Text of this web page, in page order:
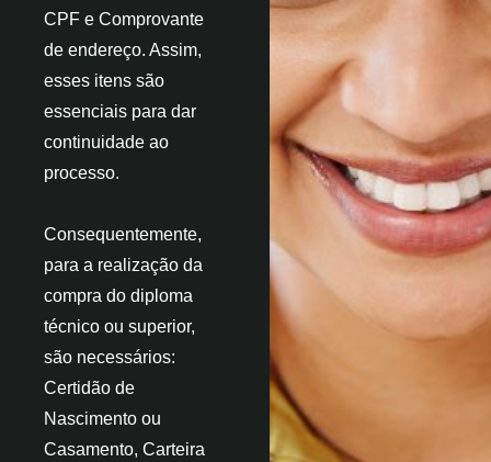
CPF e Comprovante
de endereço. Assim,
esses itens são
essenciais para dar
continuidade ao
processo.
Consequentemente,
para a realização da
compra do diploma
técnico ou superior,
são necessários:
Certidão de
Nascimento ou
Casamento, Carteira